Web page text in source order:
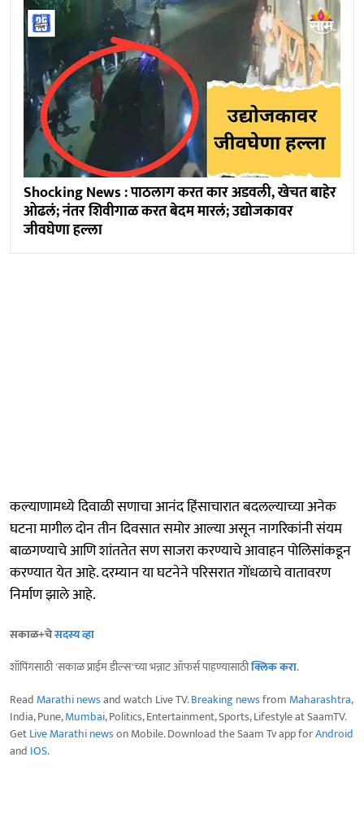
Shocking News : पाठलाग करत कार अडवली, खेचत बाहेर
ओढलं; नंतर शिवीगाळ करत बेदम मारलं; उद्योजकावर
जीवघेणा हल्ला
कल्याणामध्ये दिवाळी सणाचा आनंद हिंसाचारात बदलल्याच्या अनेक
घटना मागील दोन तीन दिवसात समोर आल्या असून नागरिकांनी संयम
बाळगण्याचे आणि शांततेत सण साजरा करण्याचे आवाहन पोलिसांकडून
करण्यात येत आहे. दरम्यान या घटनेने परिसरात गोंधळाचे वातावरण
निर्माण झाले आहे.
सकाळ+चेसदस्य व्हा
शॉपिंगसाठी 'सकाळ प्राईम डील्स'च्या भन्नाट ऑफर्स पाहण्यासाठीक्लिक करा.
Read Marathi newsand watch Live TV.Breaking newsfrom Maharashtra,
India, Pune,Mumbai, Politics, Entertainment, Sports, Lifestyle at SaamTV.
GetLive Marathi newson Mobile. Download the Saam Tv app forAndroid
and IOS.